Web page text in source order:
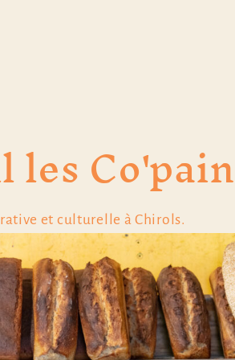
et culturelle à Chirols.